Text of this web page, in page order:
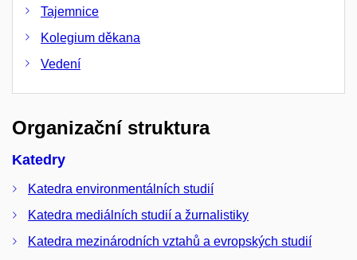
Tajemnice
Kolegium děkana
Vedení
Organizační struktura
Katedry
Katedra environmentálních studií
Katedra mediálních studií a žurnalistiky
Katedra mezinárodních vztahů a evropských studií